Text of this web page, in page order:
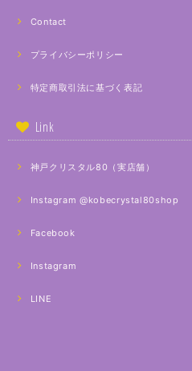
Contact
プライバシーポリシー
特定商取引法に基づく表記
Link
神戸クリスタル80（実店舗）
Instagram @kobecrystal80shop
Facebook
Instagram
LINE